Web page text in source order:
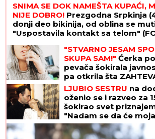
SNIMA SE DOK NAMEŠTA KUPAĆI,
NIJE DOBRO! Prezgodna Srpkinja
donji deo bikinija, od oblina se
"Uspostavila kontakt sa telom"
"STVARNO JESAM
SKUPA SAM!" Ćerka
pevača šokirala
pa otkrila šta
muškaraca
LJUBIO SESTRU na
oženio se i razveo za
šokirao svet
"Nadam se da će
odabrati
osude"